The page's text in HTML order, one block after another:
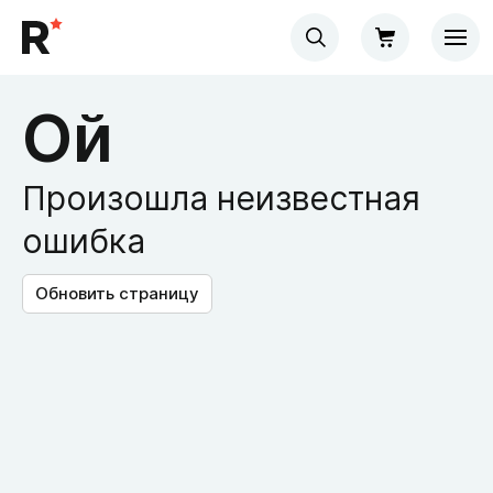
Ой
Произошла неизвестная
ошибка
Обновить страницу